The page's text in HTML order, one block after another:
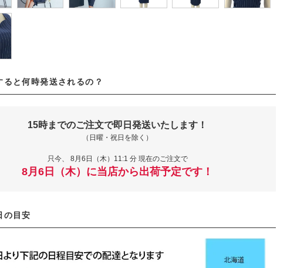
ると何時発送されるの？
15時までのご注文で即日発送いたします！
（日曜・祝日を除く）
只今、 8月6日（木）11:1 分 現在のご注文で
8月6日（木）に当店から出荷予定です！
の目安